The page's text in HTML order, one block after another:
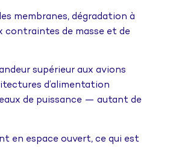
membranes, dégradation à
contraintes de masse et de
supérieur aux avions
d’alimentation
de puissance — autant de
en espace ouvert, ce qui est